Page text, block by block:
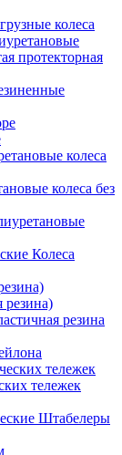
колеса
протекторная
колеса без
Колеса
резина)
резина
тележек
Штабелеры